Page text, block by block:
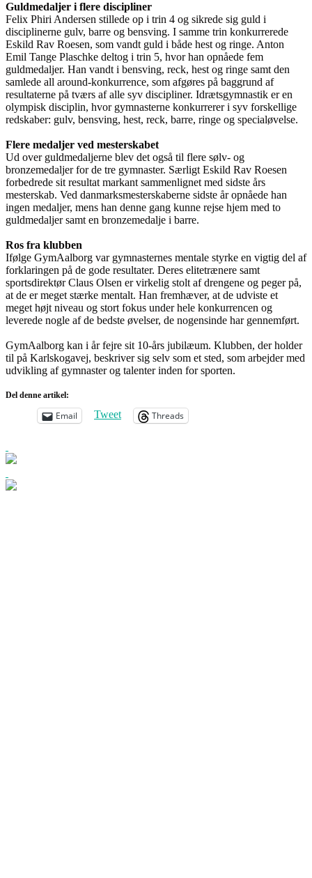
Guldmedaljer i flere discipliner
Felix Phiri Andersen stillede op i trin 4 og sikrede sig guld i
disciplinerne gulv, barre og bensving. I samme trin konkurrerede
Eskild Rav Roesen, som vandt guld i både hest og ringe. Anton
Emil Tange Plaschke deltog i trin 5, hvor han opnåede fem
guldmedaljer. Han vandt i bensving, reck, hest og ringe samt den
samlede all around-konkurrence, som afgøres på baggrund af
resultaterne på tværs af alle syv discipliner. Idrætsgymnastik er en
olympisk disciplin, hvor gymnasterne konkurrerer i syv forskellige
redskaber: gulv, bensving, hest, reck, barre, ringe og specialøvelse.
Flere medaljer ved mesterskabet
Ud over guldmedaljerne blev det også til flere sølv- og
bronzemedaljer for de tre gymnaster. Særligt Eskild Rav Roesen
forbedrede sit resultat markant sammenlignet med sidste års
mesterskab. Ved danmarksmesterskaberne sidste år opnåede han
ingen medaljer, mens han denne gang kunne rejse hjem med to
guldmedaljer samt en bronzemedalje i barre.
Ros fra klubben
Ifølge GymAalborg var gymnasternes mentale styrke en vigtig del af
forklaringen på de gode resultater. Deres elitetrænere samt
sportsdirektør Claus Olsen er virkelig stolt af drengene og peger på,
at de er meget stærke mentalt. Han fremhæver, at de udviste et
meget højt niveau og stort fokus under hele konkurrencen og
leverede nogle af de bedste øvelser, de nogensinde har gennemført.
GymAalborg kan i år fejre sit 10-års jubilæum. Klubben, der holder
til på Karlskogavej, beskriver sig selv som et sted, som arbejder med
udvikling af gymnaster og talenter inden for sporten.
Del denne artikel:
Email Tweet Threads